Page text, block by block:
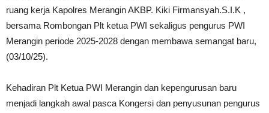
ruang kerja Kapolres Merangin AKBP. Kiki Firmansyah.S.I.K ,
bersama Rombongan Plt ketua PWI sekaligus pengurus PWI
Merangin periode 2025-2028 dengan membawa semangat baru,
(03/10/25).
Kehadiran Plt Ketua PWI Merangin dan kepengurusan baru
menjadi langkah awal pasca Kongersi dan penyusunan pengurus